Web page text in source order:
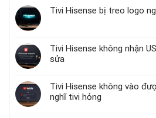
Tivi Hisense bị treo logo
Tivi Hisense không nhận
sửa
Tivi Hisense không vào
nghĩ tivi hỏng